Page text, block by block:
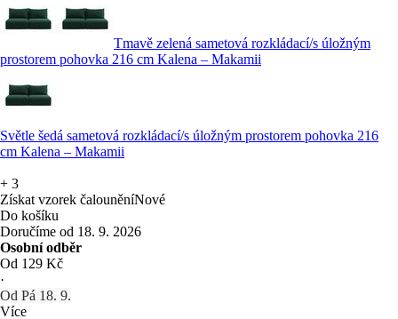
Tmavě zelená sametová rozkládací/s úložným
prostorem pohovka 216 cm Kalena – Makamii
Světle šedá sametová rozkládací/s úložným prostorem pohovka 216
cm Kalena – Makamii
+ 3
Získat vzorek čalouněníNové
Do košíku
Doručíme od 18. 9. 2026
Osobní odběr
Od 129 Kč
·
Od Pá 18. 9.
Více